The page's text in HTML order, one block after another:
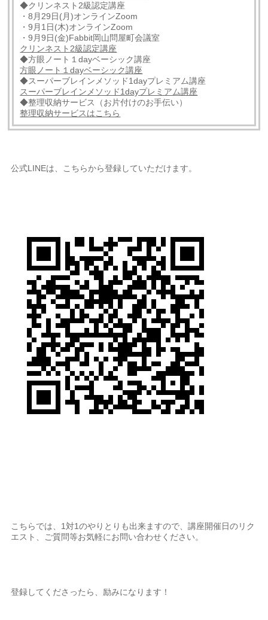
◆クリンネスト2級認定講座
・8月29日(月)オンラインZoom
・9月1日(木)オンラインZoom
・9月9日(金)Fabbit岡山問屋町会議室
クリンネスト2級認定講座
◆方眼ノート１dayベーシック講座
方眼ノート１dayベーシック講座
◆スーパーブレインメソッド1dayプレミアム講座
スーパーブレインメソッド1dayプレミアム講座
◆整理収納サービス（お片付けのお手伝い）
整理収納サービスはこちら
公式LINEは、こちらから登録していただけます。
こちらでは、1対1のやりとりも出来ますので、講座開催日のリク
エスト、ご質問等お気軽にお問い合わせください。
登録してくださったら、励みになります！